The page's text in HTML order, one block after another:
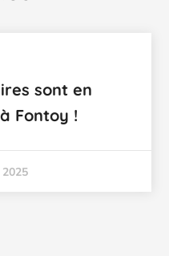
sont en
Fontoy !